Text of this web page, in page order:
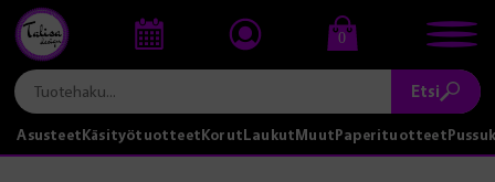
0
Etsi
AsusteetKäsityötuotteetKorutLaukutMuutPaperituotteet